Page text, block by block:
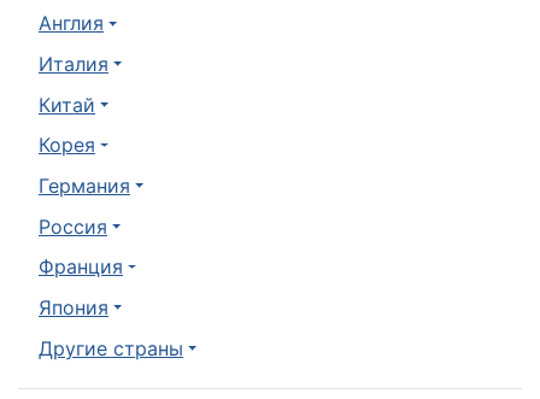
Англия
Италия
Китай
Корея
Германия
Россия
Франция
Япония
Другие страны